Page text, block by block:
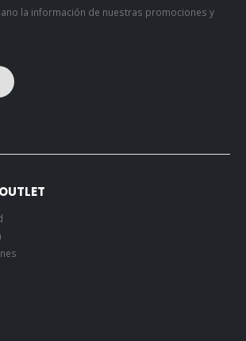
la información de nuestras promociones y